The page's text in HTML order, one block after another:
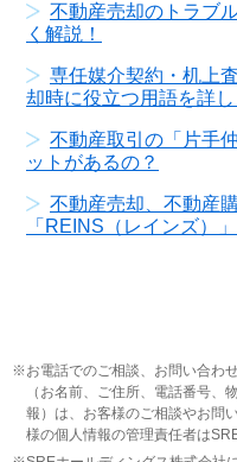
不動産売却のトラブ
く解説！
専任媒介契約・机上
却時に役立つ用語を詳し
不動産取引の「片手
ットがあるの？
不動産売却、不動産
「REINS（レインズ）
お電話でのご相談、お問い合わ
（お名前、ご住所、電話番号
報）は、お客様のご相談やお問
様の個人情報の管理責任者は